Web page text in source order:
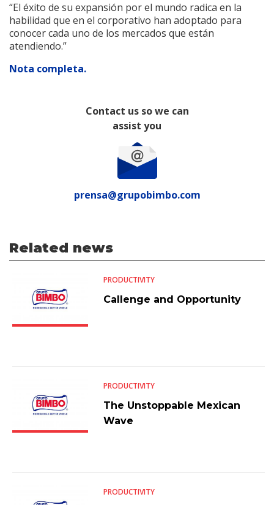
“El éxito de su expansión por el mundo radica en la
habilidad que en el corporativo han adoptado para
conocer cada uno de los mercados que están
atendiendo.”
Nota completa.
Contact us so we can
assist you
prensa@grupobimbo.com
Related news
PRODUCTIVITY
Callenge and Opportunity
PRODUCTIVITY
The Unstoppable Mexican
Wave
PRODUCTIVITY